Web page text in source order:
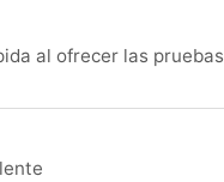
al ofrecer las pruebas